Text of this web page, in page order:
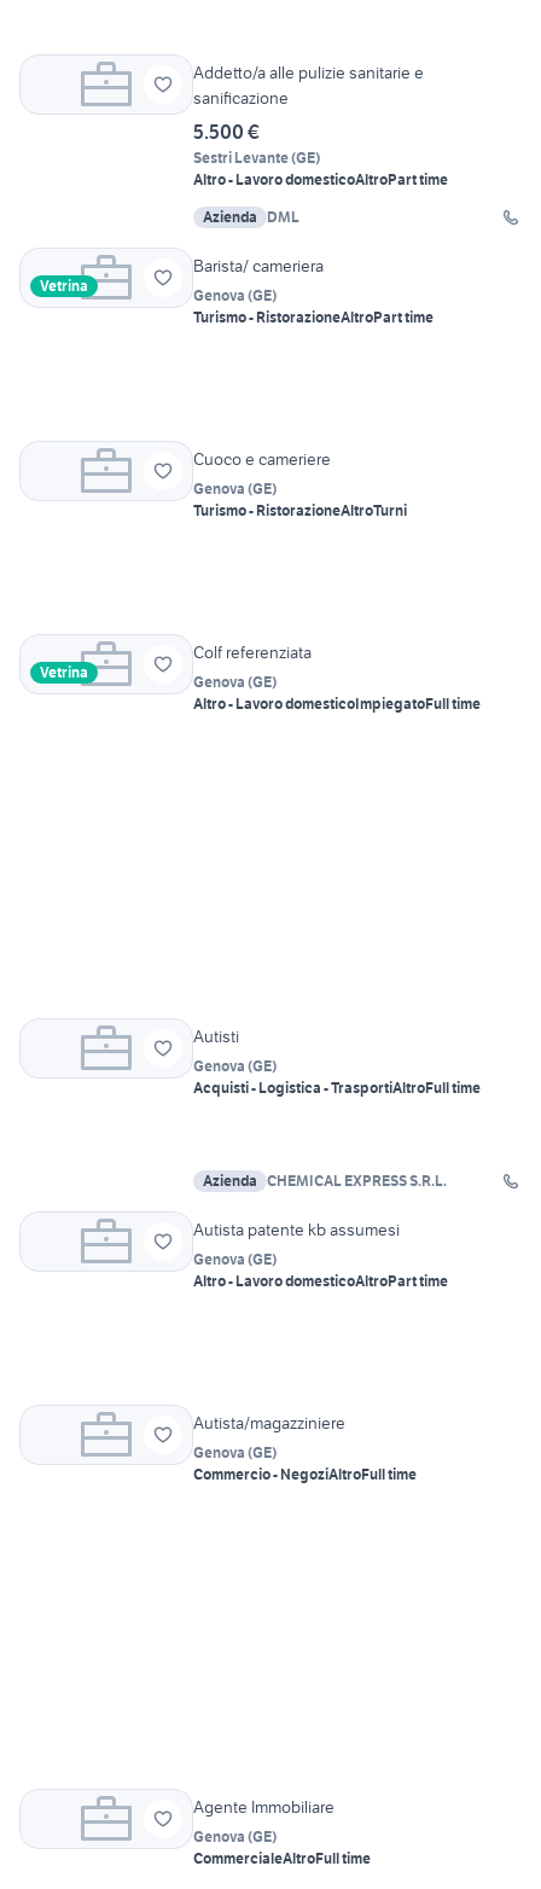
Addetto/a alle pulizie sanitarie e
sanificazione
5.500 €
Sestri Levante(GE)
Altro - Lavoro domesticoAltroPart time
Azienda DML
Vetrina
Barista/ cameriera
Genova (GE)
Turismo - RistorazioneAltroPart time
Cuoco e cameriere
Genova (GE)
Turismo - RistorazioneAltroTurni
Vetrina
Colf referenziata
Genova (GE)
Altro - Lavoro domesticoImpiegatoFull time
Autisti
Genova (GE)
Acquisti - Logistica - TrasportiAltroFull time
Azienda CHEMICAL EXPRESS S.R.L.
Autista patente kb assumesi
Genova (GE)
Altro - Lavoro domesticoAltroPart time
Autista/magazziniere
Genova (GE)
Commercio - NegoziAltroFull time
Agente Immobiliare
Genova (GE)
CommercialeAltroFull time